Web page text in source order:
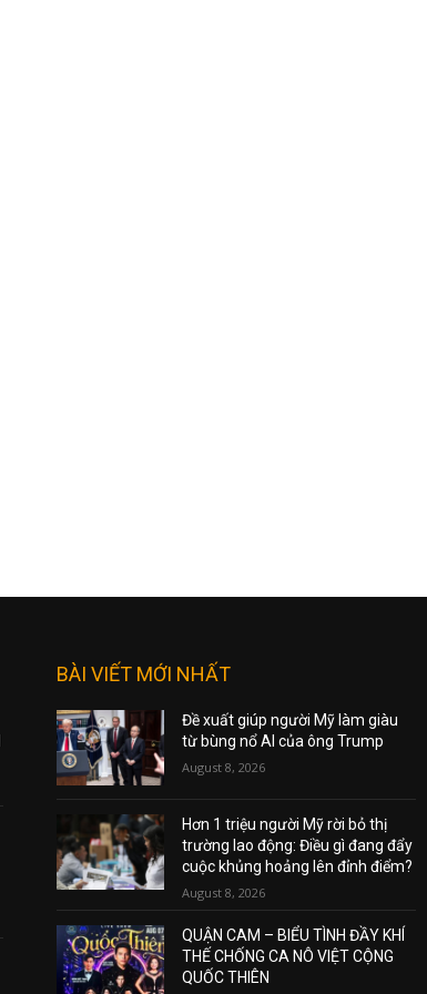
BÀI VIẾT MỚI NHẤT
Đề xuất giúp người Mỹ làm giàu
từ bùng nổ AI của ông Trump
August 8, 2026
Hơn 1 triệu người Mỹ rời bỏ thị
trường lao động: Điều gì đang đẩy
cuộc khủng hoảng lên đỉnh điểm?
August 8, 2026
QUẬN CAM – BIỂU TÌNH ĐẦY KHÍ
THẾ CHỐNG CA NÔ VIỆT CỘNG
QUỐC THIÊN